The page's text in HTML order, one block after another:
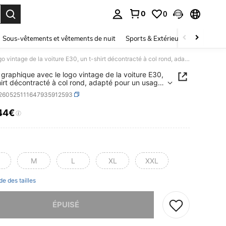
0 0
Sous-vêtements et vêtements de nuit Sports & Extérieur Enfants
T-shirt graphique avec le logo vintage de la voiture E30, un t-shirt décontracté à col rond, adapté pour un usage quotidien, élégant et confortable, incarnant la mode de rue, design classique, tissu respirant, une excellente option de cadeau et un article de collection.
avec le logo vintage de la voiture E30,
décontracté à col rond, adapté pour un usage
élégant et confortable, incarnant la mode de
classique, tissu respirant, une excellente
cadeau et un article de collection.
AND AVAILABILITY
M L XL XXL
des tailles
ÉPUISÉ